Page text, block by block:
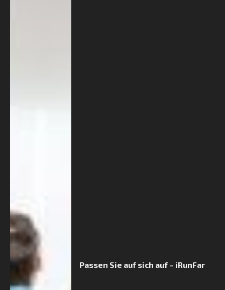
Passen Sie auf sich auf – iRunFar